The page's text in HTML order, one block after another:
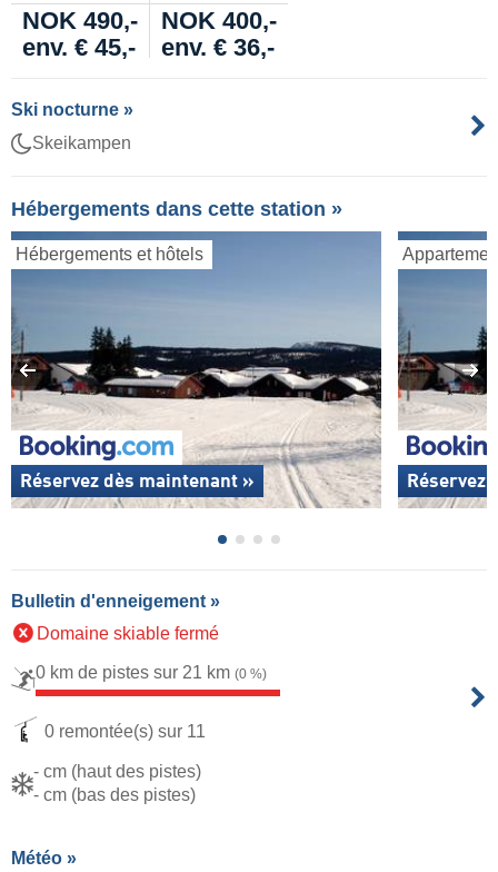
NOK 490,-
NOK 400,-
env. € 45,-
env. € 36,-
Ski nocturne »
Skeikampen
Hébergements dans cette station »
Hébergements et hôtels
Réservez dès maintenant » Réservez
Bulletin d'enneigement »
Domaine skiable fermé
0 km de pistes sur 21 km (0 %)
0 remontée(s) sur 11
- cm (haut des pistes)
- cm (bas des pistes)
Météo »